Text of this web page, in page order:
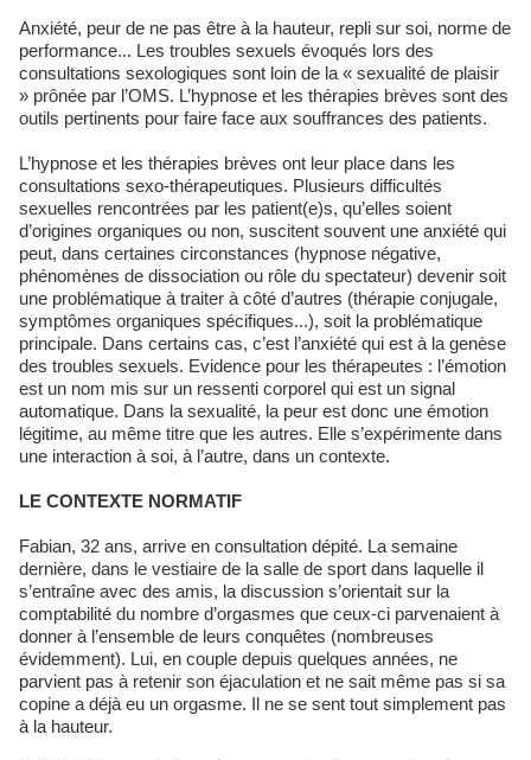
Anxiété, peur de ne pas être à la hauteur, repli sur soi, norme de
performance... Les troubles sexuels évoqués lors des
consultations sexologiques sont loin de la « sexualité de plaisir
» prônée par l’OMS. L’hypnose et les thérapies brèves sont des
outils pertinents pour faire face aux souffrances des patients.
L’hypnose et les thérapies brèves ont leur place dans les
consultations sexo-thérapeutiques. Plusieurs difficultés
sexuelles rencontrées par les patient(e)s, qu’elles soient
d’origines organiques ou non, suscitent souvent une anxiété qui
peut, dans certaines circonstances (hypnose négative,
phénomènes de dissociation ou rôle du spectateur) devenir soit
une problématique à traiter à côté d’autres (thérapie conjugale,
symptômes organiques spécifiques...), soit la problématique
principale. Dans certains cas, c’est l’anxiété qui est à la genèse
des troubles sexuels. Evidence pour les thérapeutes : l’émotion
est un nom mis sur un ressenti corporel qui est un signal
automatique. Dans la sexualité, la peur est donc une émotion
légitime, au même titre que les autres. Elle s’expérimente dans
une interaction à soi, à l’autre, dans un contexte.
LE CONTEXTE NORMATIF
Fabian, 32 ans, arrive en consultation dépité. La semaine
dernière, dans le vestiaire de la salle de sport dans laquelle il
s’entraîne avec des amis, la discussion s’orientait sur la
comptabilité du nombre d’orgasmes que ceux-ci parvenaient à
donner à l’ensemble de leurs conquêtes (nombreuses
évidemment). Lui, en couple depuis quelques années, ne
parvient pas à retenir son éjaculation et ne sait même pas si sa
copine a déjà eu un orgasme. Il ne se sent tout simplement pas
à la hauteur.